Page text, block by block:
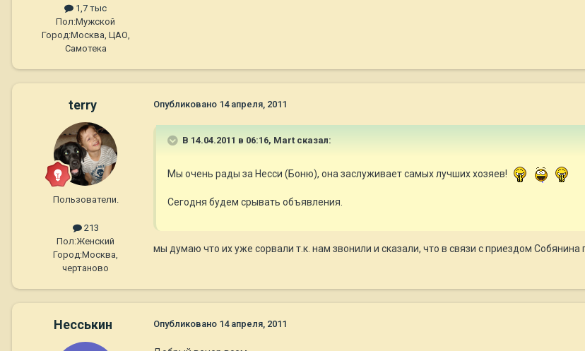
1,7 тыс
Пол:Мужской
Город:Москва, ЦАО,
Самотека
terry
Пользователи.
213
Пол:Женский
Город:Москва,
чертаново
Опубликовано 14 апреля, 2011
В 14.04.2011 в 06:16, Mart сказал:
Мы очень рады за Несси (Боню), она заслуживает самых лучших хозяев!
Сегодня будем срывать объявления.
мы думаю что их уже сорвали т.к. нам звонили и сказали, что в связи с приездом
Несськин Опубликовано 14 апреля, 2011